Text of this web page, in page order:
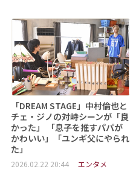
「DREAM STAGE」中村倫也と
チェ・ジノの対峙シーンが「良
かった」 「息子を推すパパが
かわいい」「ユンギ父にやられ
た」
2026.02.22 20:44 エンタメ